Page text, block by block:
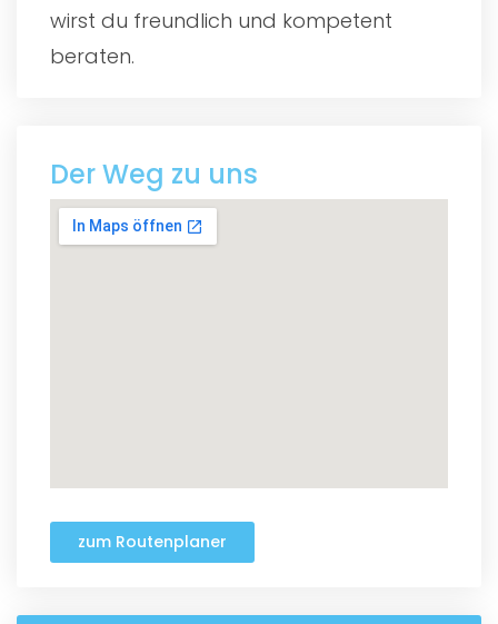
wirst du freundlich und kompetent
beraten.
Der Weg zu uns
zum Routenplaner